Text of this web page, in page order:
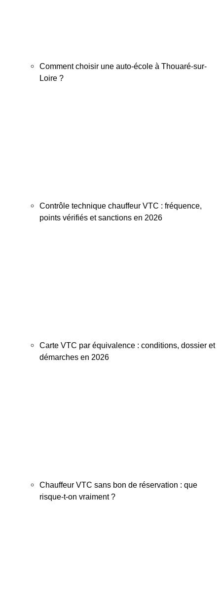
Comment choisir une auto-école à Thouaré-sur-
Loire ?
Contrôle technique chauffeur VTC : fréquence,
points vérifiés et sanctions en 2026
Carte VTC par équivalence : conditions, dossier et
démarches en 2026
Chauffeur VTC sans bon de réservation : que
risque-t-on vraiment ?